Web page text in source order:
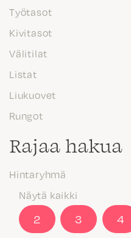
Työtasot
Kivitasot
Välitilat
Listat
Liukuovet
Rungot
Rajaa hakua
Hintaryhmä
Näytä kaikki
2 3 4